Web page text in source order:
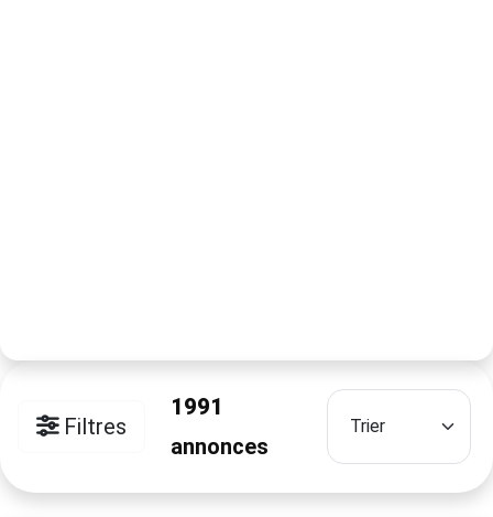
Filtres
1991
annonces